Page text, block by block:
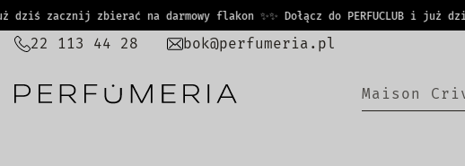
PRZEJDŹ
TREŚCI
zacznij zbierać na darmowy flakon ✨✨ Dołącz do PERFUCLUB i już
22 113 44 28 bok@perfumeria.pl
Ma is on C|